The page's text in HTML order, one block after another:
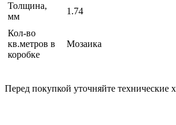
Толщина,
мм
1.74
Кол-во
кв.метров в
коробке
Мозаика
Перед покупкой уточняйте технические